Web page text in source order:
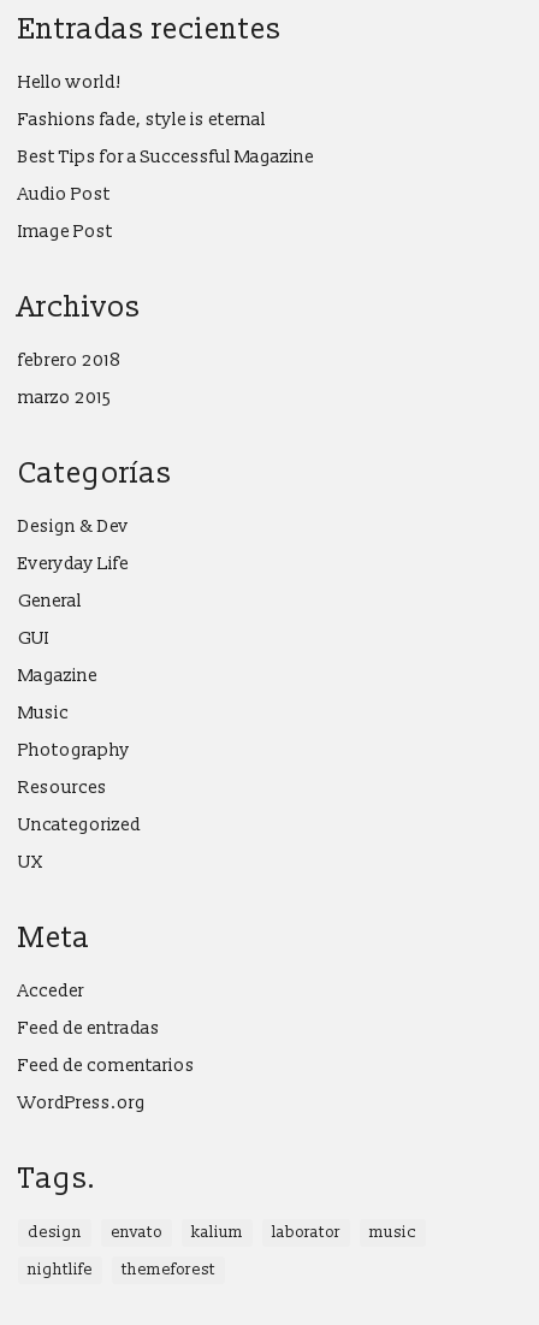
Entradas recientes
Hello world!
Fashions fade, style is eternal
Best Tips for a Successful Magazine
Audio Post
Image Post
Archivos
febrero 2018
marzo 2015
Categorías
Design & Dev
Everyday Life
General
GUI
Magazine
Music
Photography
Resources
Uncategorized
UX
Meta
Acceder
Feed de entradas
Feed de comentarios
WordPress.org
Tags.
design envato kalium laborator
music
nightlife
themeforest